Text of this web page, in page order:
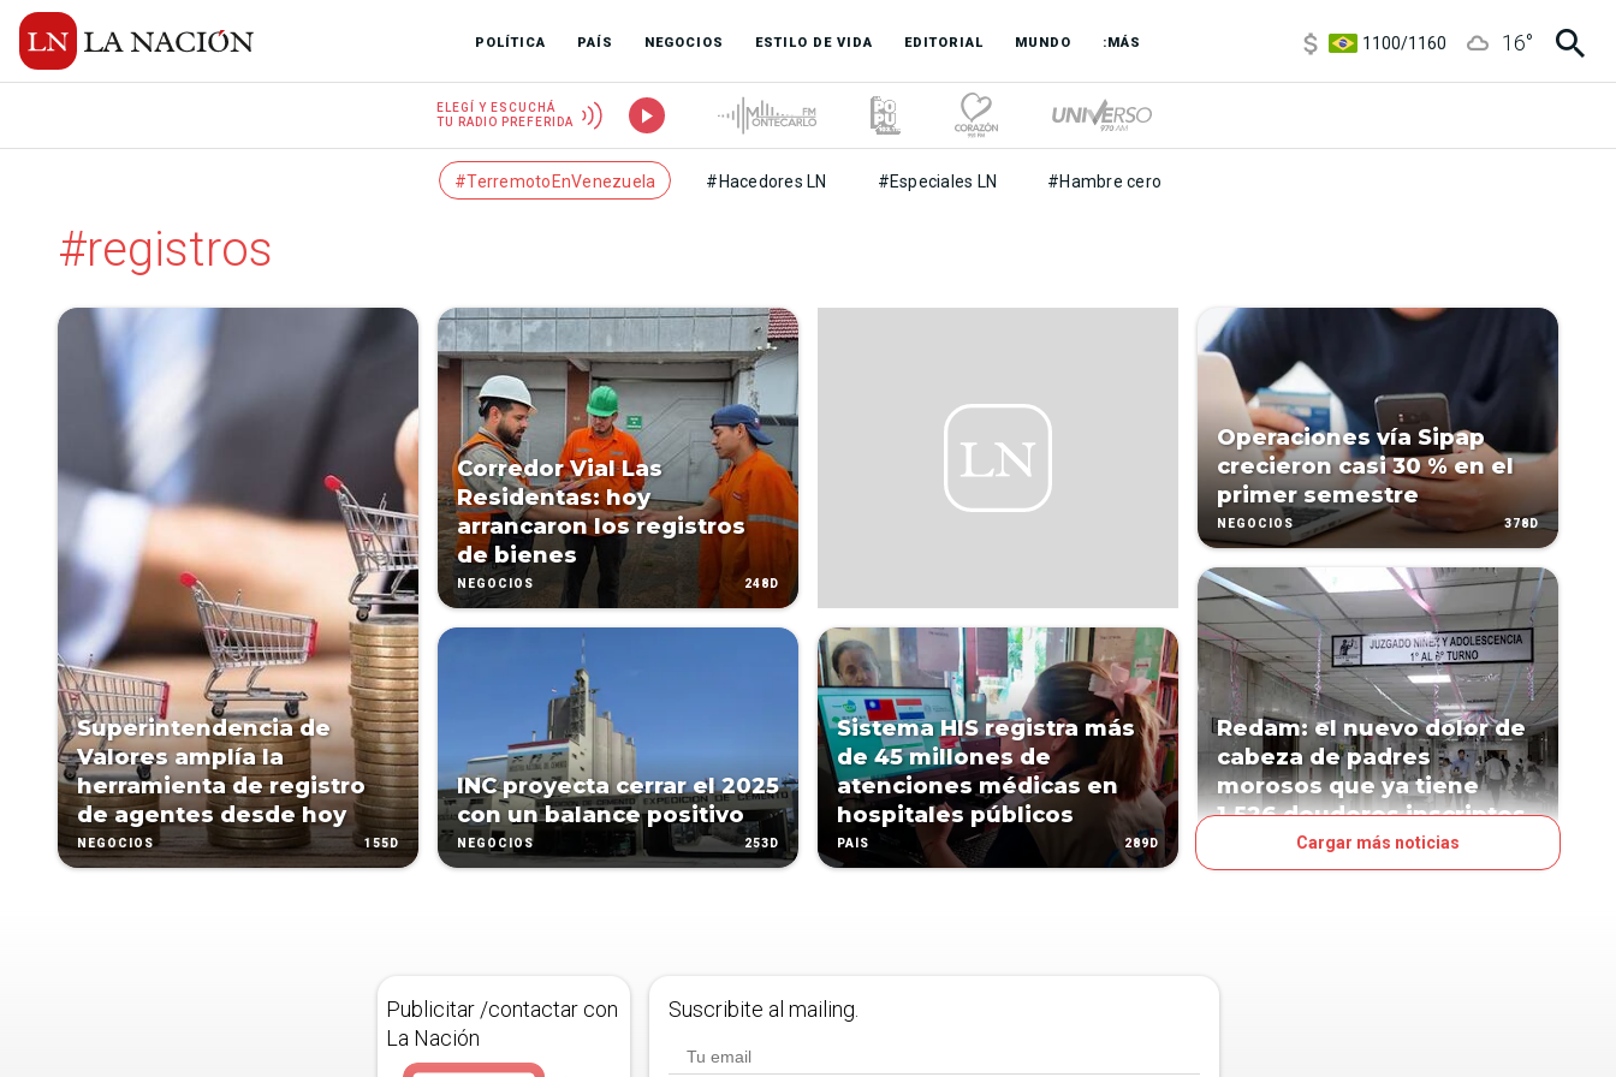
POLÍTICA PAÍS NEGOCIOS ESTILO DE VIDA EDITORIAL MUNDO :MÁS
1100/1160
16°
ELEGÍ Y ESCUCHÁ
TU RADIO PREFERIDA
#TerremotoEnVenezuela #Hacedores LN #Especiales LN #Hambre cero
#registros
Superintendencia de
Valores amplía la
herramienta de registro
de agentes desde hoy
NEGOCIOS 155D
Corredor Vial Las
Residentas: hoy
arrancaron los registros
de bienes
NEGOCIOS 248D
INC proyecta cerrar el 2025
con un balance positivo
NEGOCIOS 253D
Sistema HIS registra más
de 45 millones de
atenciones médicas en
hospitales públicos
PAÍS 289D
Operaciones vía Sipap
crecieron casi 30 % en el
primer semestre
NEGOCIOS 378D
Redam: el nuevo dolor de
cabeza de padres
morosos que ya tiene
1.526 deudores inscriptos
JUDICIALESCargar más noticias
Publicitar /contactar con
La Nación
Suscribite al mailing.